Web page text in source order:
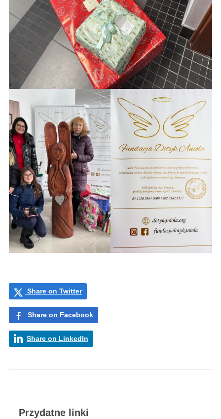
Share on Twitter
Share on Facebook
Share on LinkedIn
Przydatne linki